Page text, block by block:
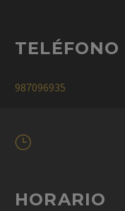
TELÉFONO
987096935
}
}
HORARIO